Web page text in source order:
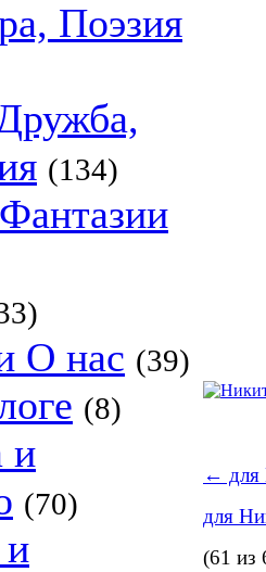
Поэзия
(134)
О нас (39)
(8)
и
(70)
← для
для
(61 из